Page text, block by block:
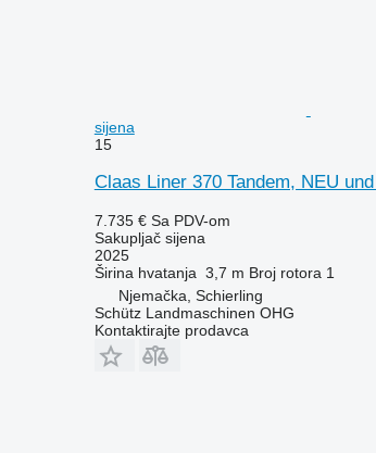
sijena
15
Claas Liner 370 Tandem, NEU
7.735 € Sa PDV-om
Sakupljač sijena
2025
Širina hvatanja 3,7 m Broj rotora 1
Njemačka, Schierling
Schütz Landmaschinen OHG
Kontaktirajte prodavca